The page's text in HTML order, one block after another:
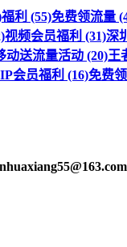
福利 (55)免费领流量
视频会员福利 (31)深
动送流量活动 (20)王
会员福利 (16)免费